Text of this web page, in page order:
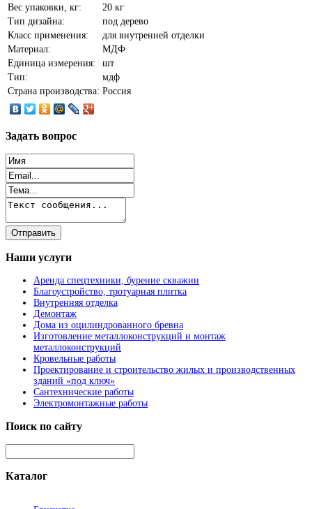
Вес упаковки, кг:
20 кг
Тип дизайна:
под дерево
Класс применения:
для внутренней отделки
Материал:
МДФ
Единица измерения:
шт
Тип:
мдф
Страна производства: Россия
Задать вопрос
Наши услуги
Аренда спецтехники, бурение скважин
Благоустройство, тротуарная плитка
Внутренняя отделка
Демонтаж
Дома из оцилиндрованного бревна
Изготовление металлоконструкций и монтаж
металлоконструкций
Кровельные работы
Проектирование и строительство жилых и производственных
зданий «под ключ»
Сантехнические работы
Электромонтажные работы
Поиск по сайту
Каталог